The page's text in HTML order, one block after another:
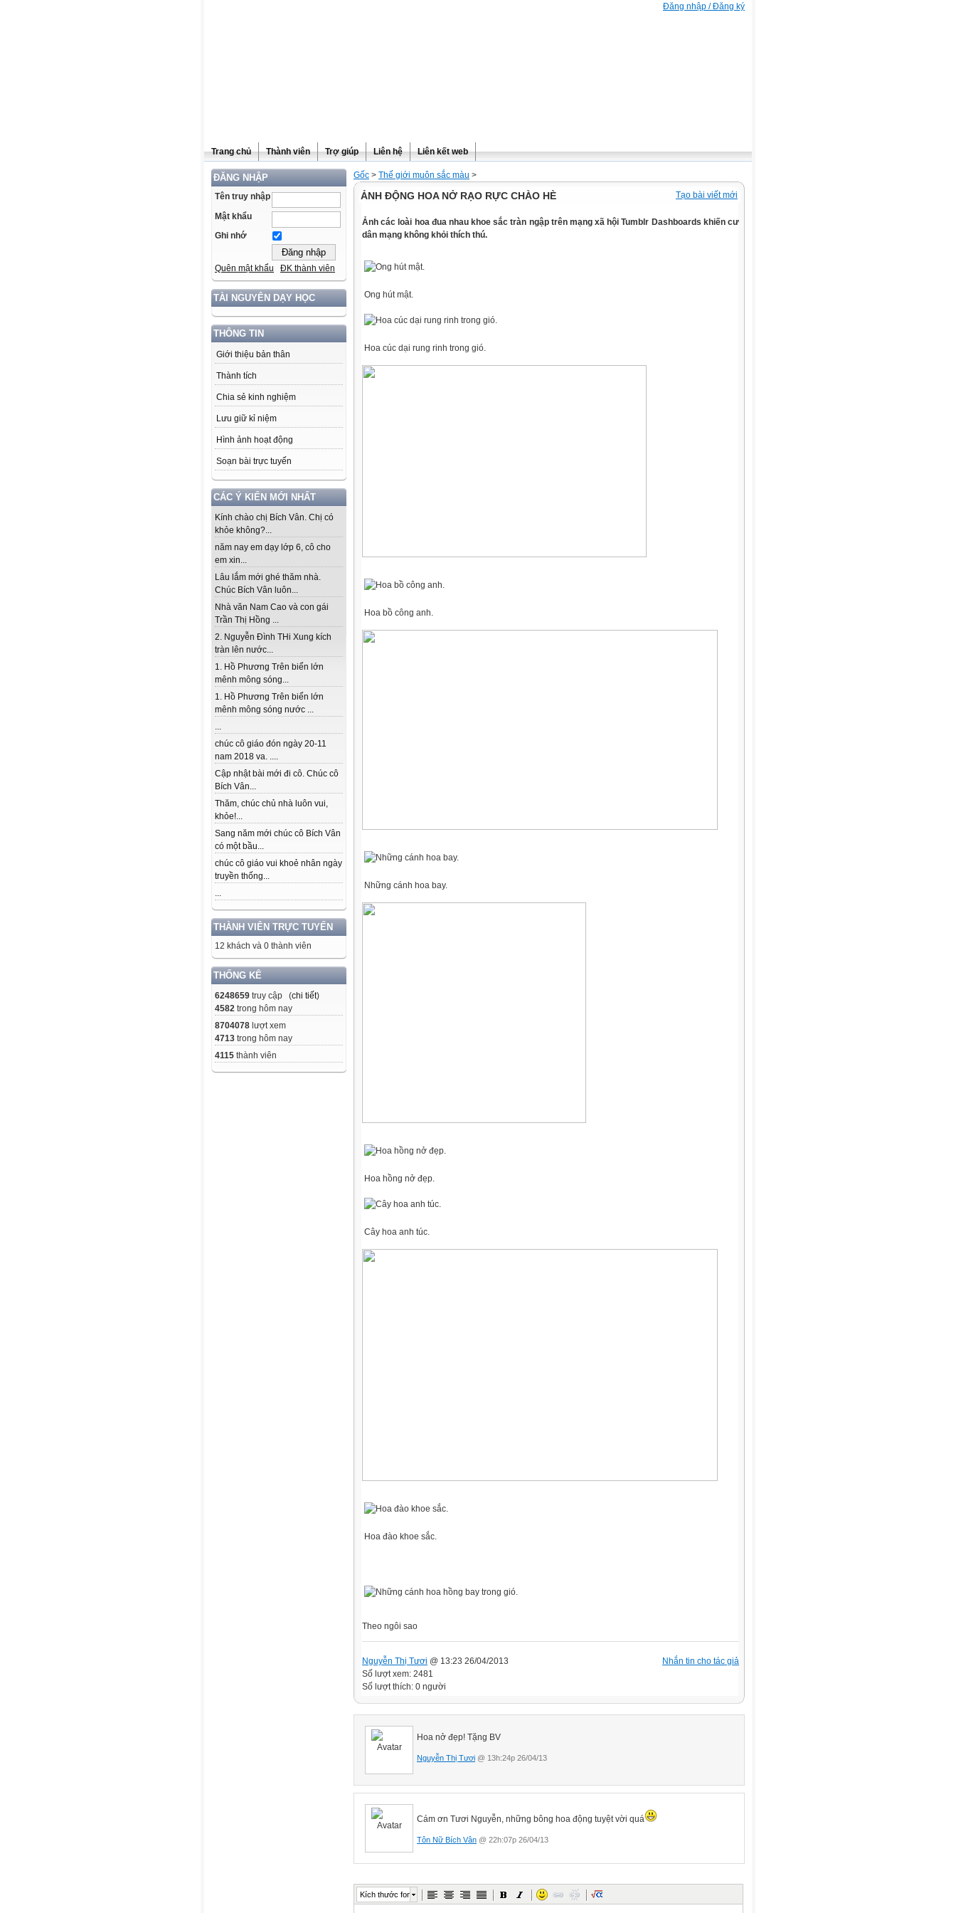
Đăng nhập / Đăng ký
Trang chủ Thành viên Trợ giúp Liên hệ Liên kết web
ĐĂNG NHẬP
Tên truy nhập
Mật khẩu
Ghi nhớ
Quên mật khẩu ĐK thành viên
TÀI NGUYÊN DẠY HỌC
THÔNG TIN
Giới thiệu bản thân
Thành tích
Chia sẻ kinh nghiệm
Lưu giữ kỉ niệm
Hình ảnh hoạt động
Soạn bài trực tuyến
CÁC Ý KIẾN MỚI NHẤT
Kính chào chị Bích Vân. Chị có
khỏe không?...
năm nay em dạy lớp 6, cô cho
em xin...
Lâu lắm mới ghé thăm nhà.
Chúc Bích Vân luôn...
Nhà văn Nam Cao và con gái
Trần Thị Hồng ...
2. Nguyễn Đình THi Xung kích
tràn lên nước...
1. Hồ Phương Trên biển lớn
mênh mông sóng...
1. Hồ Phương Trên biển lớn
mênh mông sóng nước ...
...
chúc cô giáo đón ngày 20-11
nam 2018 va. ....
Cập nhật bài mới đi cô. Chúc cô
Bích Vân...
Thăm, chúc chủ nhà luôn vui,
khỏe!...
Sang năm mới chúc cô Bích Vân
có một bầu...
chúc cô giáo vui khoẻ nhân ngày
truyền thống...
...
THÀNH VIÊN TRỰC TUYẾN
12 khách và 0 thành viên
THỐNG KÊ
6248659 truy cập (chi tiết)
4582 trong hôm nay
8704078 lượt xem
4713 trong hôm nay
4115 thành viên
Gốc > Thế giới muôn sắc màu >
Tạo bài viết mới
ẢNH ĐỘNG HOA NỞ RẠO RỰC CHÀO HÈ
Ảnh các loài hoa đua nhau khoe sắc tràn ngập trên mạng xã hội Tumblr Dashboards khiến cư
dân mạng không khỏi thích thú.
Ong hút mật.
Hoa cúc dại rung rinh trong gió.
Hoa bồ công anh.
Những cánh hoa bay.
Hoa hồng nở đẹp.
Cây hoa anh túc.
Hoa đào khoe sắc.
Theo ngôi sao
Nhắn tin cho tác giả
Nguyễn Thị Tươi @ 13:23 26/04/2013
Số lượt xem: 2481
Số lượt thích: 0 người
Hoa nở đẹp! Tặng BV
Nguyễn Thị Tươi @ 13h:24p 26/04/13
Cám ơn Tươi Nguyễn, những bông hoa động tuyệt vời quá
Tôn Nữ Bích Vân @ 22h:07p 26/04/13
Kích thước font